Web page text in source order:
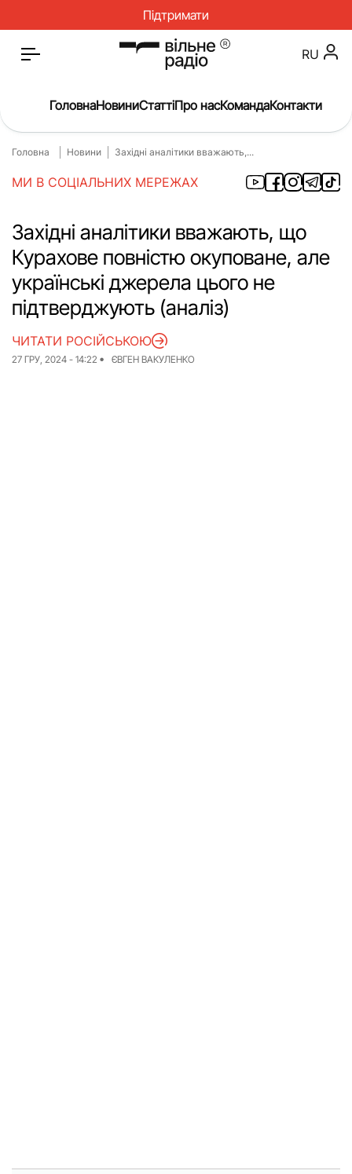
Підтримати
Головна
Окупація
Про нас
Війна
Гроші
Освіта
Інструкції
Медицина
ЖКГ
Історія
RU
ГоловнаНовиниСтаттіПро насКомандаКонтакти
Головна Новини Західні аналітики вважають,...
МИ В СОЦІАЛЬНИХ МЕРЕЖАХ
Західні аналітики вважають, що
Курахове повністю окуповане, але
українські джерела цього не
підтверджують (аналіз)
27 ГРУ, 2024 - 14:22 ЄВГЕН ВАКУЛЕНКО
ЧИТАТИ РОСІЙСЬКОЮ